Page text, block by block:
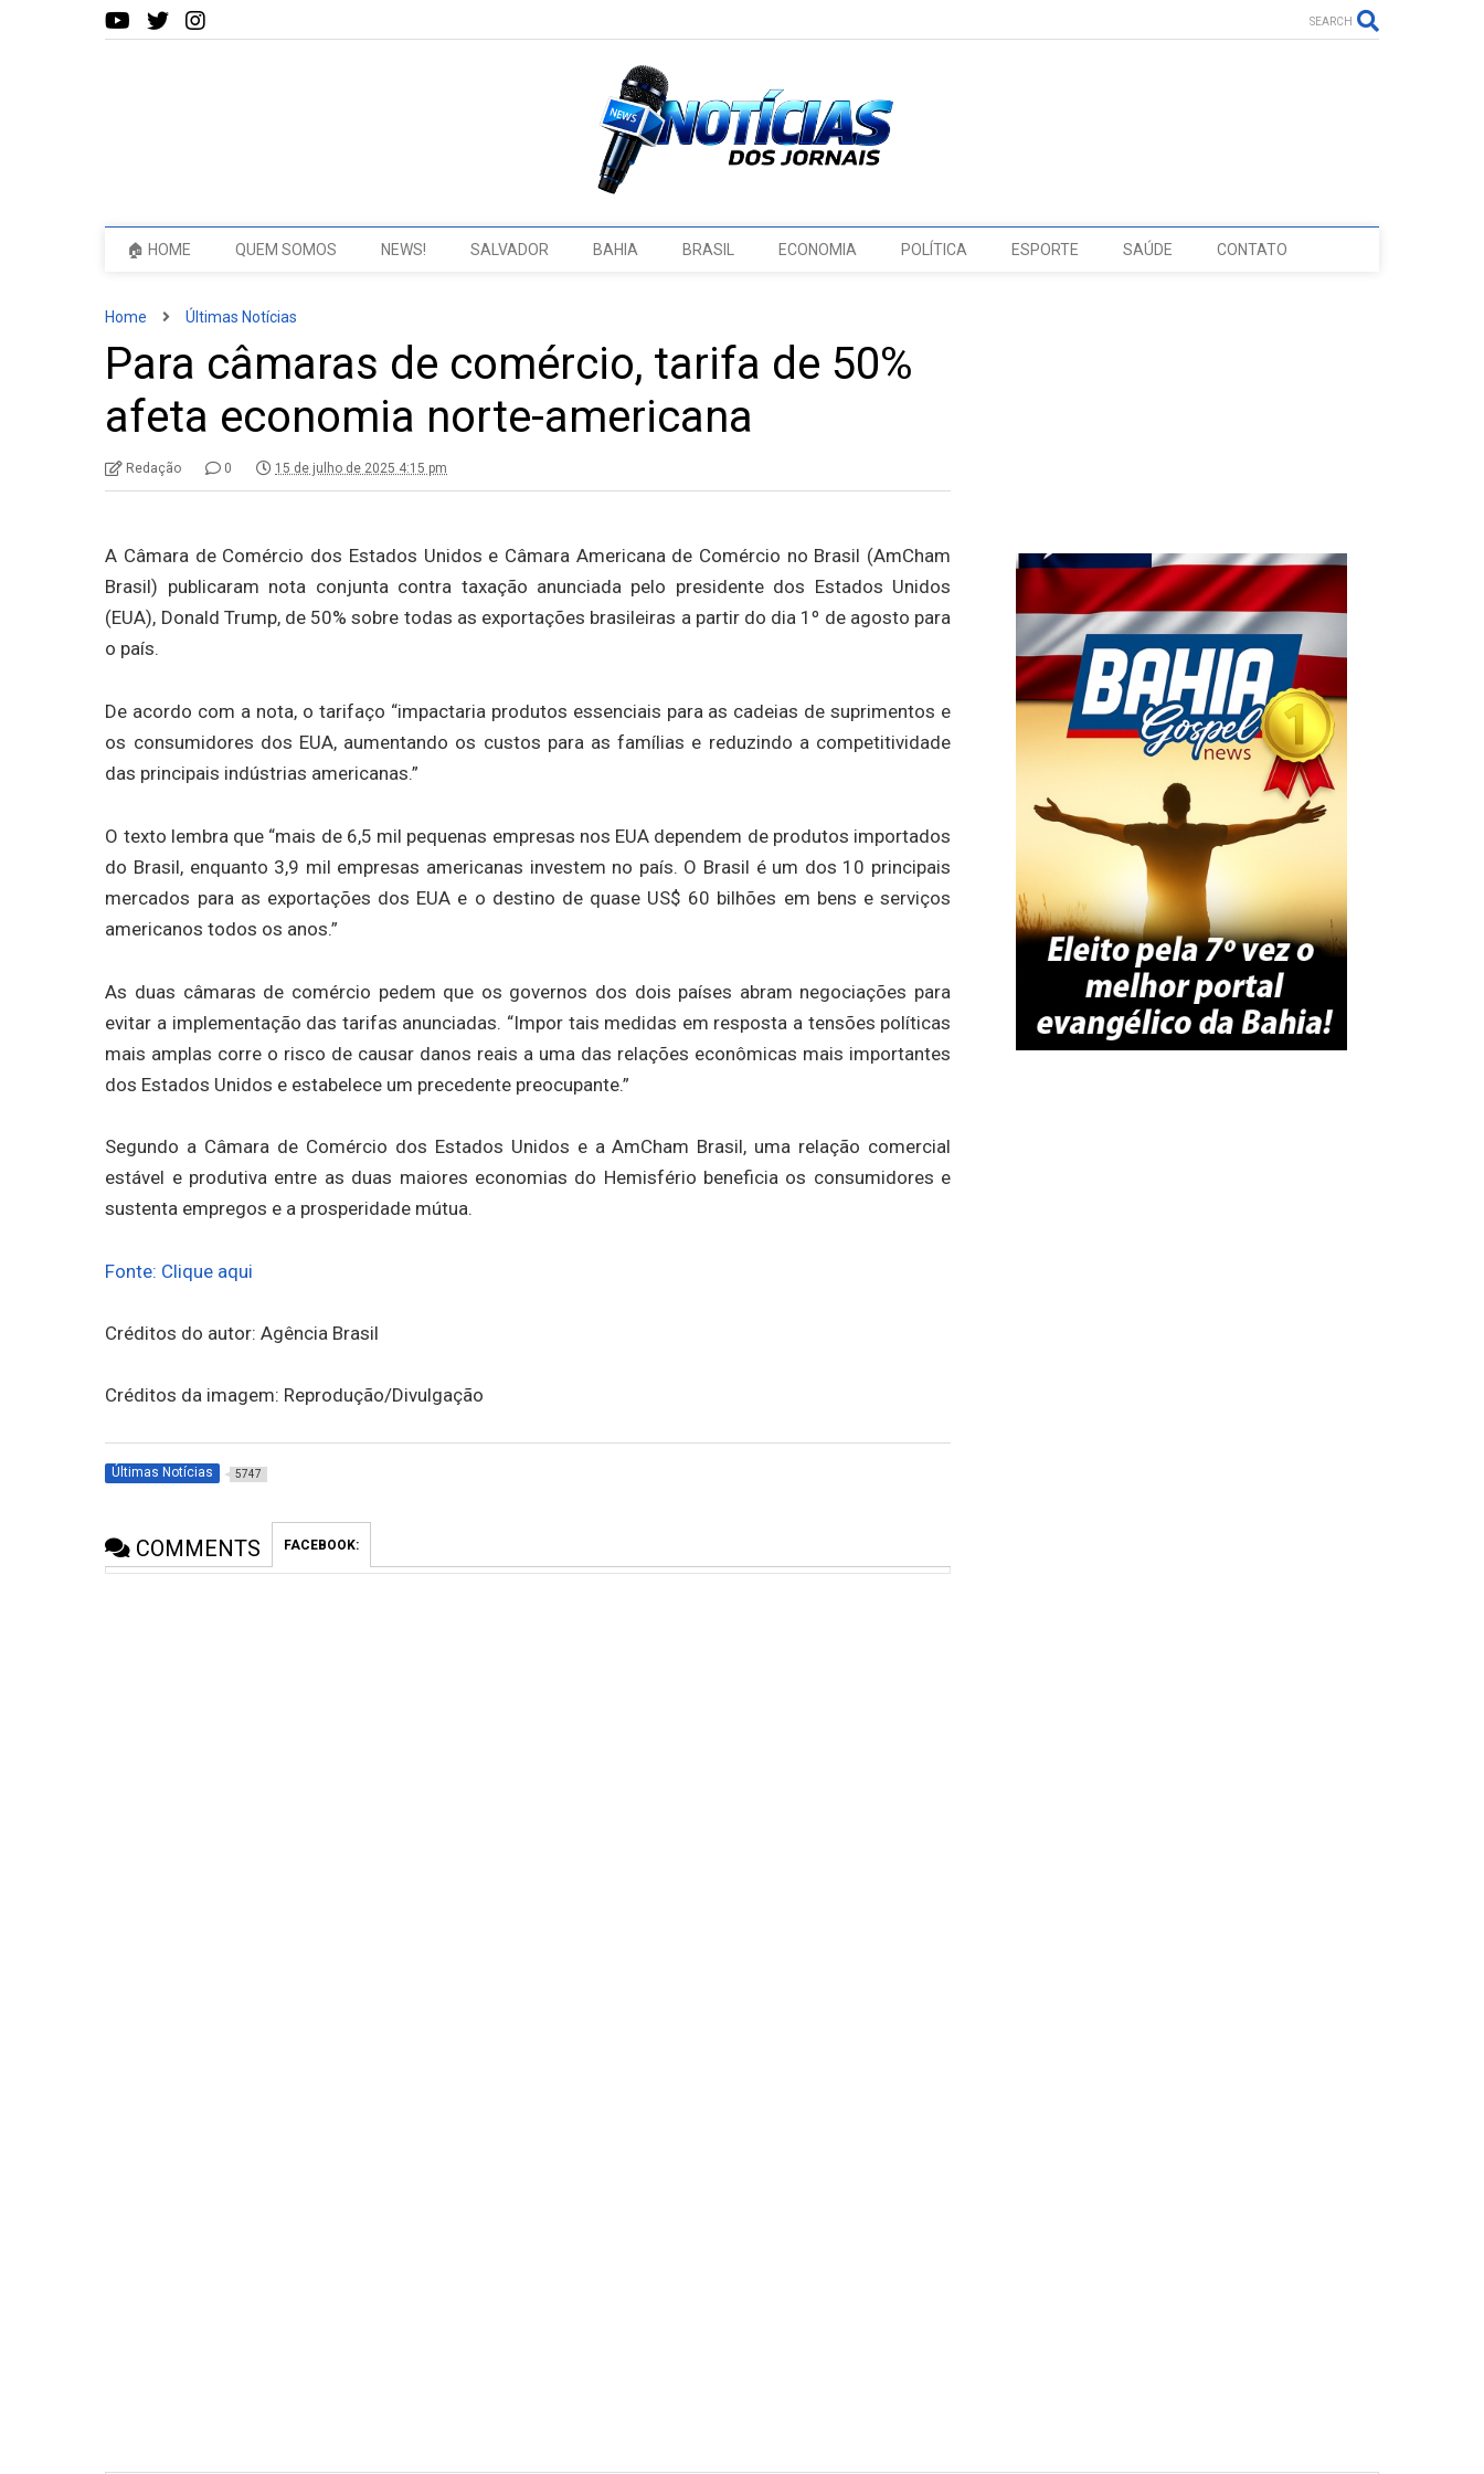
SEARCH
🏠 HOME QUEM SOMOS NEWS! SALVADOR BAHIA BRASIL ECONOMIA POLÍTICA ESPORTE SAÚDE CONTATO
Home Últimas Notícias
Para câmaras de comércio, tarifa de 50%
afeta economia norte-americana
Redação 0 15 de julho de 2025 4:15 pm
A Câmara de Comércio dos Estados Unidos e Câmara Americana de Comércio no Brasil (AmCham
Brasil) publicaram nota conjunta contra taxação anunciada pelo presidente dos Estados Unidos
(EUA), Donald Trump, de 50% sobre todas as exportações brasileiras a partir do dia 1º de agosto para
o país.
De acordo com a nota, o tarifaço “impactaria produtos essenciais para as cadeias de suprimentos e
os consumidores dos EUA, aumentando os custos para as famílias e reduzindo a competitividade
das principais indústrias americanas.”
O texto lembra que “mais de 6,5 mil pequenas empresas nos EUA dependem de produtos importados
do Brasil, enquanto 3,9 mil empresas americanas investem no país. O Brasil é um dos 10 principais
mercados para as exportações dos EUA e o destino de quase US$ 60 bilhões em bens e serviços
americanos todos os anos.”
As duas câmaras de comércio pedem que os governos dos dois países abram negociações para
evitar a implementação das tarifas anunciadas. “Impor tais medidas em resposta a tensões políticas
mais amplas corre o risco de causar danos reais a uma das relações econômicas mais importantes
dos Estados Unidos e estabelece um precedente preocupante.”
Segundo a Câmara de Comércio dos Estados Unidos e a AmCham Brasil, uma relação comercial
estável e produtiva entre as duas maiores economias do Hemisfério beneficia os consumidores e
sustenta empregos e a prosperidade mútua.
Fonte: Clique aqui
Créditos do autor: Agência Brasil
Créditos da imagem: Reprodução/Divulgação
Últimas Notícias 5747
COMMENTS FACEBOOK: